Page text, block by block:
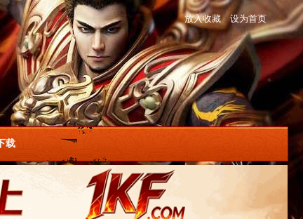
放入收藏 设为首页
载